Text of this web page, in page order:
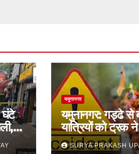
घंटे
यमुनानगर
यमुनानगर: गड्ढे से
यात्रियों को ट्रक
की मौत
SURYA PRAKASH